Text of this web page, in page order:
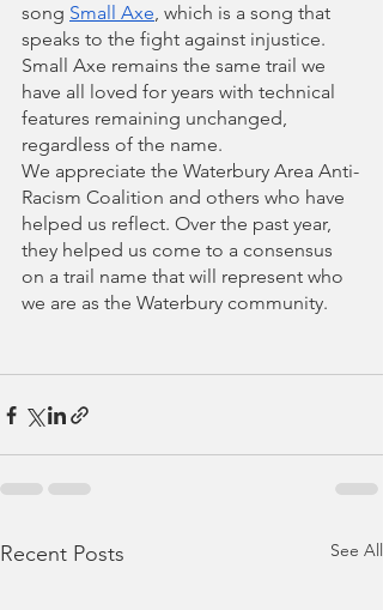
song Small Axe, which is a song that
speaks to the fight against injustice.
Small Axe remains the same trail we
have all loved for years with technical
features remaining unchanged,
regardless of the name.
We appreciate the Waterbury Area Anti-
Racism Coalition and others who have
helped us reflect. Over the past year,
they helped us come to a consensus
on a trail name that will represent who
we are as the Waterbury community.
Recent Posts See All